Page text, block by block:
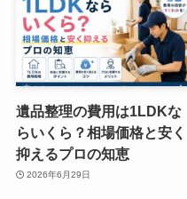
遺品整理の費用は1LDKな
らいくら？相場価格と安く
抑えるプロの知恵
2026年6月29日